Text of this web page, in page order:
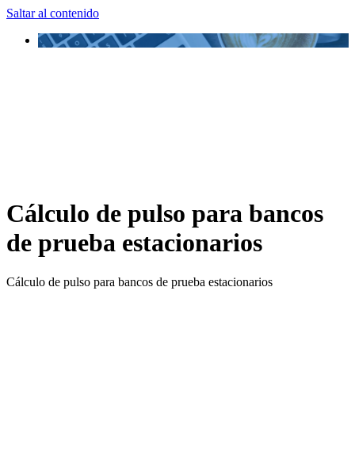
Saltar al contenido
Cálculo de pulso para bancos
de prueba estacionarios
Cálculo de pulso para bancos de prueba estacionarios